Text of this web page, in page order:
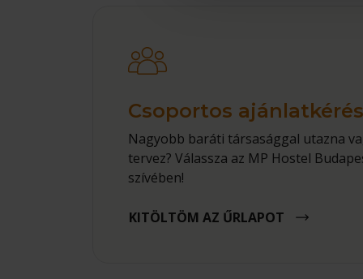
Csoportos ajánlatkérés
Nagyobb baráti társasággal utazna
tervez? Válassza az MP Hostel
szívében!
KITÖLTÖM AZ ŰRLAPOT